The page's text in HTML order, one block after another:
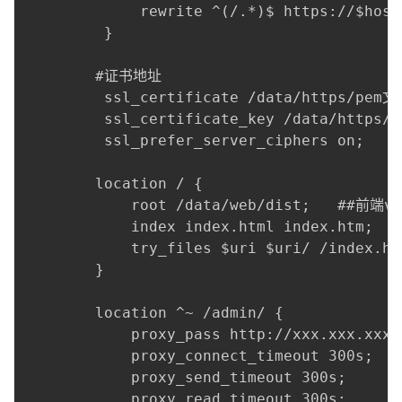
rewrite ^(/.*)$ https://
         }
        #证书地址
ssl_certificate /data/https/pem文
ssl_certificate_key /data/https/
         ssl_prefer_server_ciphers on;
        location / {
root /data/web/dist;   ##前端
            index index.html index.htm;
try_files $uri $uri/ /
        }
        location ^~ /admin/ {
proxy_pass http://
            proxy_connect_timeout 300s;
            proxy_send_timeout 300s;
            proxy_read_timeout 300s;